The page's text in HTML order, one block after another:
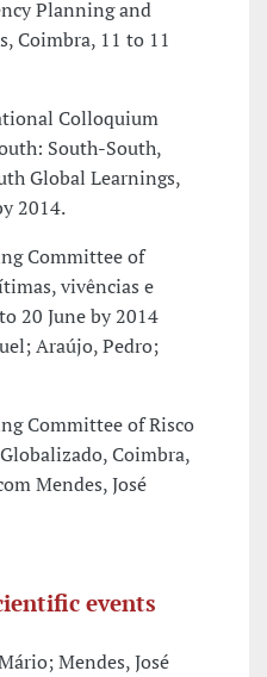
Planning and
Coimbra, 11 to 11
Colloquium
South-South,
Global Learnings,
2014.
Committee of
vivências e
20 June by 2014
Araújo, Pedro;
Committee of Risco
Coimbra,
Mendes, José
events
Mendes, José